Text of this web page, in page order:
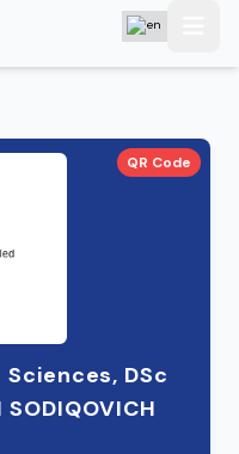
QR Code
DSc
SODIQOVICH